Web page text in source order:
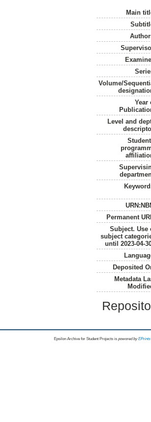
Main
Volume/
Year
Level and
Permanent
Subject. Use
subject
until 2023-04-
Deposited
Metadata
Epsilon Archive for Student Projects is powored byEPrints